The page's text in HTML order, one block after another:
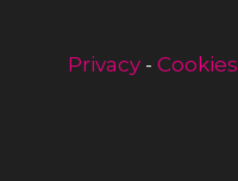
Privacy- Cookies